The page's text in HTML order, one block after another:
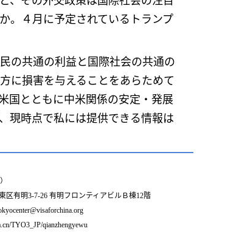
。４月に予定されているトランプ
の共通の利益と国際社会の共通の
に損害を与えることをあらためて
国とともに中米関係の安定・発展
現時点で私には提供できる情報は
有明3-7-26 有明フロンティアビルＢ棟12階
TYO3_JP/qianzhengyewu